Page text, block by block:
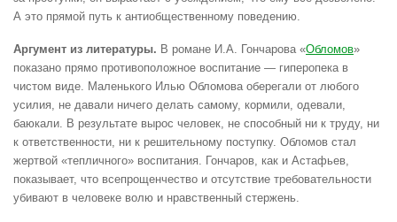
А это прямой путь к антиобщественному поведению.
Аргумент из литературы. В романе И.А. Гончарова «Обломов»
показано прямо противоположное воспитание — гиперопека в
чистом виде. Маленького Илью Обломова оберегали от любого
усилия, не давали ничего делать самому, кормили, одевали,
баюкали. В результате вырос человек, не способный ни к труду, ни
к ответственности, ни к решительному поступку. Обломов стал
жертвой «тепличного» воспитания. Гончаров, как и Астафьев,
показывает, что всепрощенчество и отсутствие требовательности
убивают в человеке волю и нравственный стержень.